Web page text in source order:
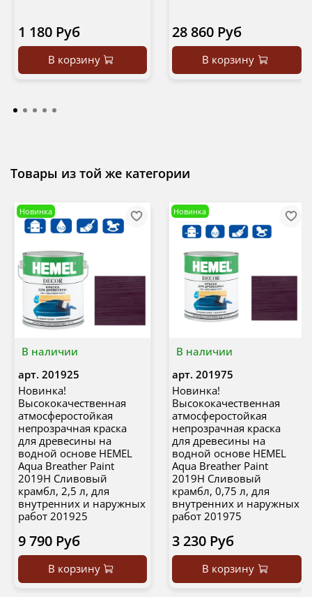
1 180 Руб
В корзину
28 860 Руб
В корзину
Товары из той же категории
В наличии
Новинка
арт. 201925
Новинка!
Высококачественная
атмосферостойкая
непрозрачная краска
для древесины на
водной основе HEMEL
Aqua Breather Paint
2019H Сливовый
крамбл, 2,5 л, для
внутренних и наружных
работ 201925
9 790 Руб
В корзину
В наличии
Новинка
арт. 201975
Новинка!
Высококачественная
атмосферостойкая
непрозрачная краска
для древесины на
водной основе HEMEL
Aqua Breather Paint
2019H Сливовый
крамбл, 0,75 л, для
внутренних и наружных
работ 201975
3 230 Руб
В корзину